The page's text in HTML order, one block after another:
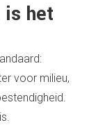
is het
voor milieu,